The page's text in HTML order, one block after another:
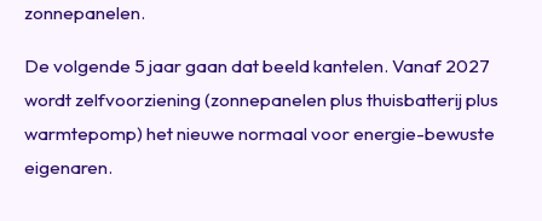
zonnepanelen.
De volgende 5 jaar gaan dat beeld kantelen. Vanaf 2027
wordt zelfvoorziening (zonnepanelen plus thuisbatterij plus
warmtepomp) het nieuwe normaal voor energie-bewuste
eigenaren.